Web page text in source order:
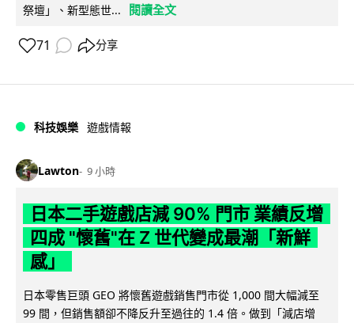
祭壇」、新型態世...
閱讀全文
71 分享
科技娛樂 遊戲情報
Lawton 9 小時
日本二手遊戲店減 90% 門市 業績反增
四成 "懷舊"在 Z 世代變成最潮「新鮮
感」
日本零售巨頭 GEO 將懷舊遊戲銷售門市從 1,000 間大幅減至
99 間，但銷售額卻不降反升至過往的 1.4 倍。做到「減店增